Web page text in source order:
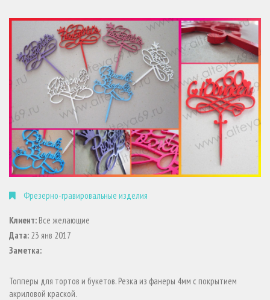
Фрезерно-гравировальные изделия
Клиент: Все желающие
Дата: 23 янв 2017
Заметка:
Топперы для тортов и букетов. Резка из фанеры 4мм с покрытием
акриловой краской.